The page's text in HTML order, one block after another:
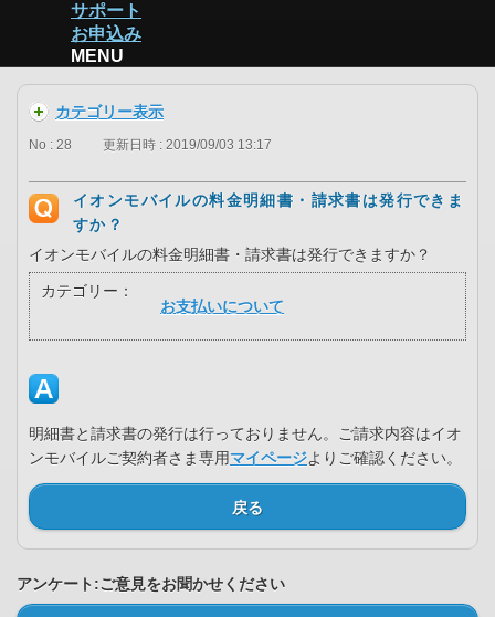
サポート
お申込み
MENU
カテゴリー表示
No : 28 更新日時 : 2019/09/03 13:17
イオンモバイルの料金明細書・請求書は発行できま
すか？
イオンモバイルの料金明細書・請求書は発行できますか？
カテゴリー：
お支払いについて
明細書と請求書の発行は行っておりません。ご請求内容はイオ
ンモバイルご契約者さま専用マイページよりご確認ください。
戻る
アンケート:ご意見をお聞かせください